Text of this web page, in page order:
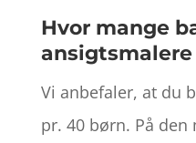
Hvor mange
ansigtsmalere
Vi anbefaler, at du
pr. 40 børn. På den